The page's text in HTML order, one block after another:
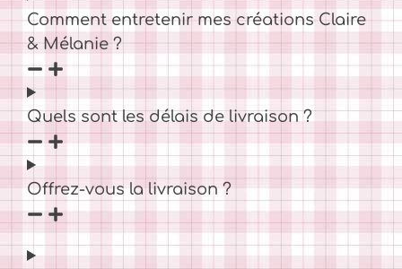
Comment entretenir mes créations Claire
& Mélanie ?
Quels sont les délais de livraison ?
Offrez-vous la livraison ?